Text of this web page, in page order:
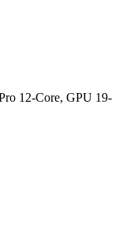
12-Core, GPU 19-